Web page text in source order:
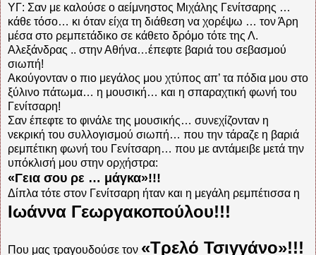
ΥΓ: Σαν με καλούσε ο αείμνηστος Μιχάλης Γενίτσαρης …
κάθε τόσο… κι όταν είχα τη διάθεση να χορέψω … τον Άρη
μέσα στο ρεμπετάδικο σε κάθετο δρόμο τότε της Λ.
Αλεξάνδρας .. στην Αθήνα…έπεφτε βαριά του σεβασμού
σιωπή!
Ακούγονταν ο πιο μεγάλος μου χτύπος απ’ τα πόδια μου στο
ξύλινο πάτωμα… η μουσική… και η σπαραχτική φωνή του
Γενίτσαρη!
Σαν έπεφτε το φινάλε της μουσικής… συνεχίζονταν η
νεκρική του συλλογισμού σιωπή… που την τάραζε η βαριά
ρεμπέτικη φωνή του Γενίτσαρη… που με αντάμειβε μετά την
υπόκλισή μου στην ορχήστρα:
«Γεια σου ρε … μάγκα»!!!
Δίπλα τότε στον Γενίτσαρη ήταν και η μεγάλη ρεμπέτισσα η
Ιωάννα Γεωργακοπούλου!!!
Που μας τραγουδούσε τον «Τρελό Τσιγγάνο»!!!